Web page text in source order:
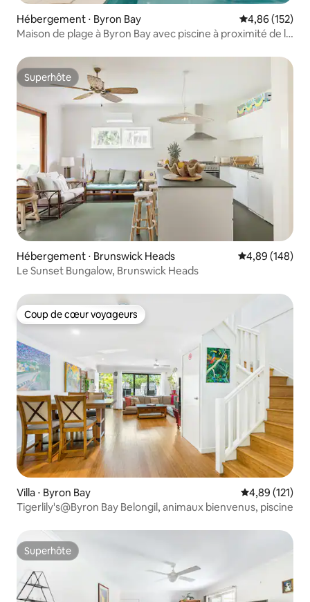
Hébergement ⋅ Byron Bay Évaluation
4,86 (152)
Maison de plage à Byron Bay avec piscine à proximité de la
Superhôte
Superhôte
Hébergement ⋅ Brunswick Heads Évaluation
4,89 (148)
Le Sunset Bungalow, Brunswick Heads
Coup de cœur voyageurs
Coup de cœur voyageurs
Villa ⋅ Byron Bay Évaluation
4,89 (121)
Tigerlily's@Byron Bay Belongil, animaux bienvenus, piscine
Superhôte
Superhôte